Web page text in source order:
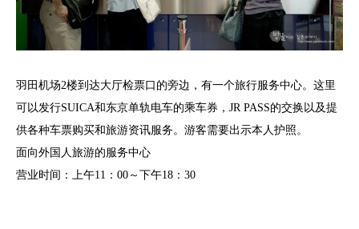
羽田机场2楼到达大厅检票口的旁边，有一个旅行服务中心。这里
可以发行SUICA和东京单轨电车的乘车券，JR PASS的交换以及提
供各种车票购买和旅游资讯服务。游客需要出示本人护照。
面向外国人旅游的服务中心
营业时间：上午11：00～下午18：30